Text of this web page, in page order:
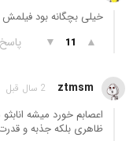
خیلی بچگانه بود فیلمش
▲
11
▼ پاسخ
ztmsm 2 سال قبل
اعصابم خورد میشه
ظاهری بلکه جذبه و قدرت